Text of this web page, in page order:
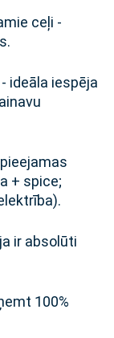
ceļi -
ideāla iespēja
+ spice;
ir absolūti
100%